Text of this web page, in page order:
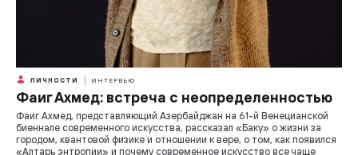
ЛИЧНОСТИ ИНТЕРВЬЮ
Фаиг Ахмед: встреча с неопределенностью
Фаиг Ахмед, представляющий Азербайджан на 61-й Венецианской
биеннале современного искусства, рассказал «Баку» о жизни за
городом, квантовой физике и отношении к вере, о том, как появился
«Алтарь энтропии» и почему современное искусство все чаще